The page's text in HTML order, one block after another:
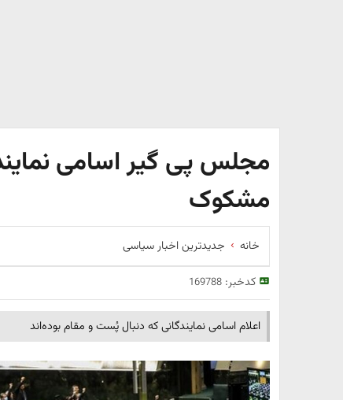
مجلس پی گیر اسامی
مشکوک
خانه جدیدترین اخبار سیاسی
کدخبر:169788
اعلام اسامی نمایندگانی که دنبال پُست و مقام بوده‌اند